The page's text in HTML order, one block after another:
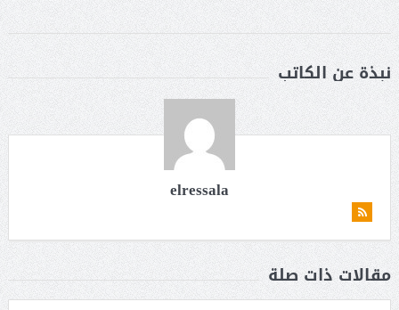
نبذة عن الكاتب
elressala
مقالات ذات صلة